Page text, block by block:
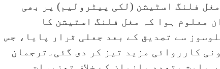
فلنگ اسٹیشن (لکی پیٹرولیم) پر بھی
معلوم ہوا کہ مغل فلنگ اسٹیشن کا
سے تصدیق کے بعد جعلی قرار پایا، جس
کارروائی مزید تیز کر دی گئی۔ترجمان